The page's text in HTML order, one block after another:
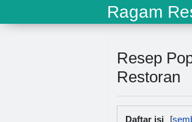
Ragam
Resep
Restoran
Daftar isi